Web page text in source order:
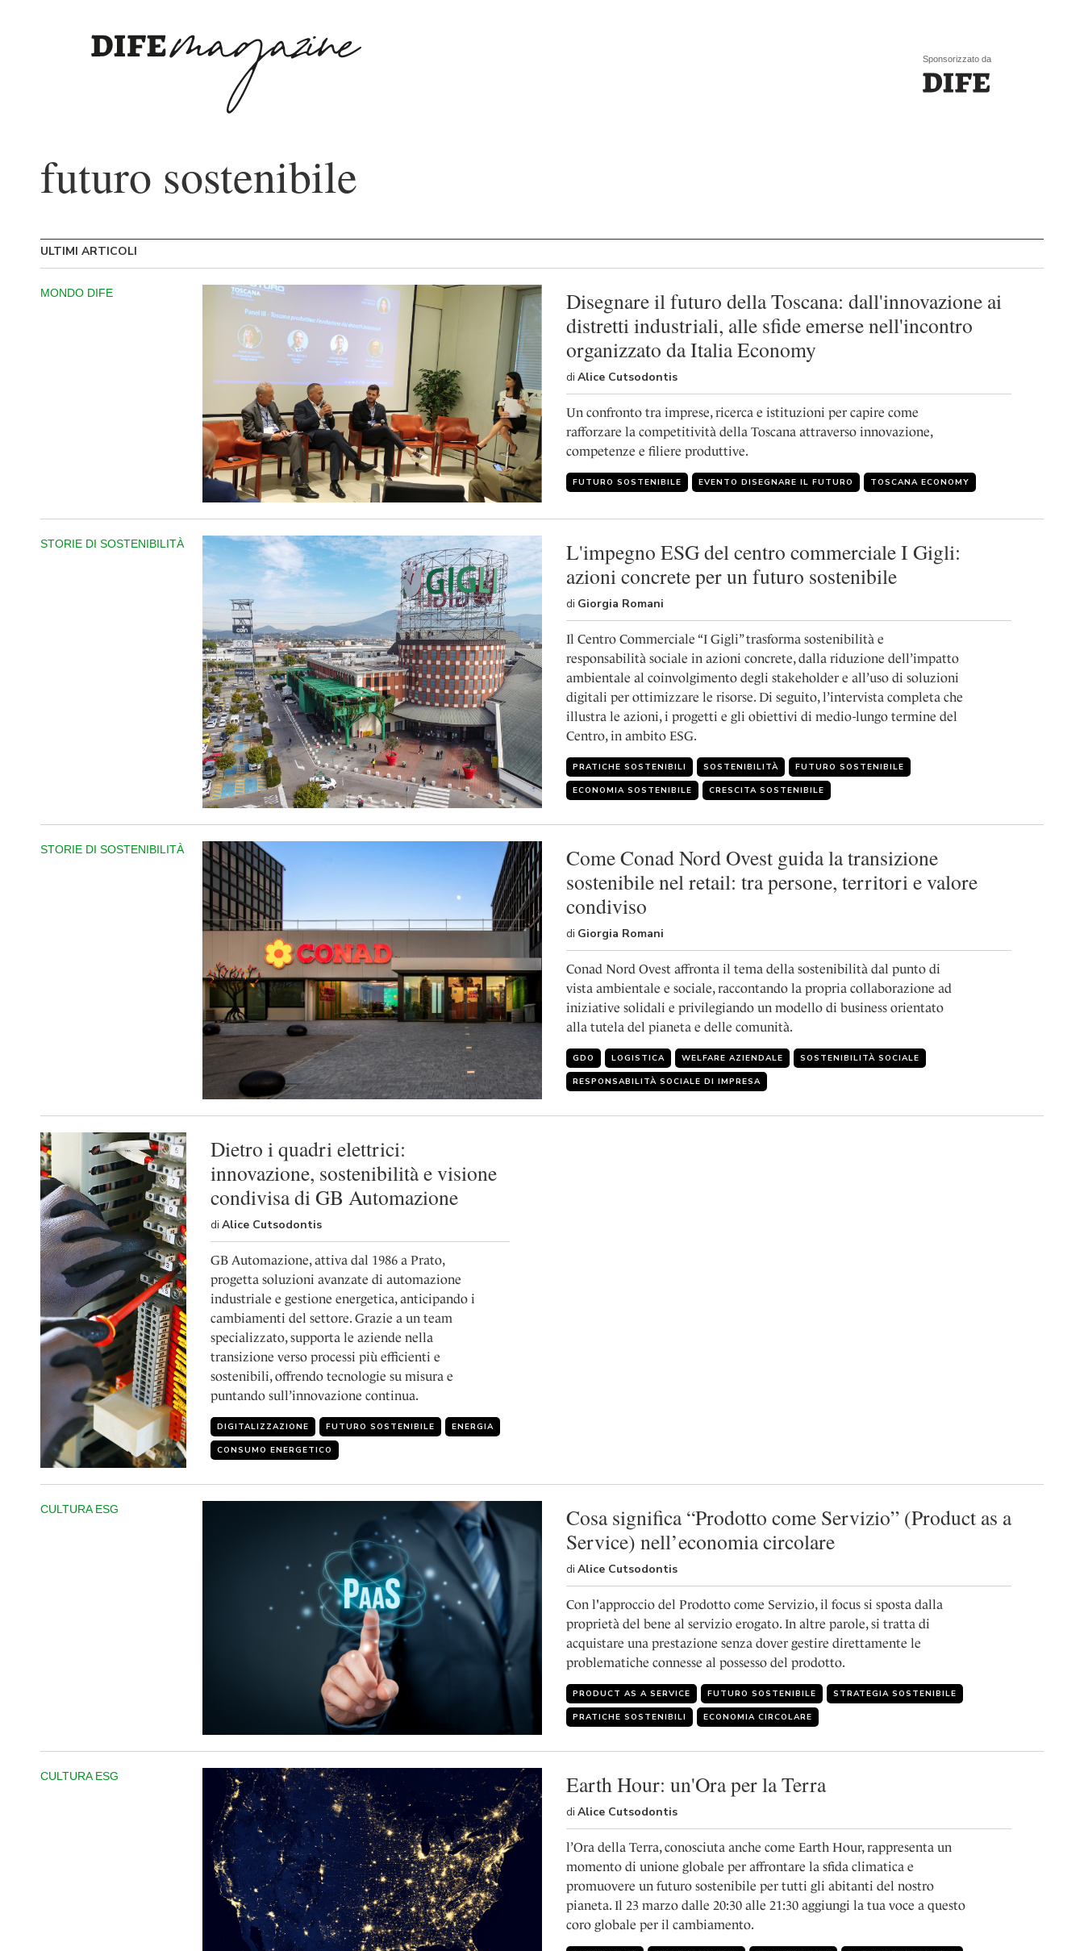
Sponsorizzato da
futuro sostenibile
ULTIMI ARTICOLI
MONDO DIFE
Disegnare il futuro della Toscana: dall'innovazione ai
distretti industriali, alle sfide emerse nell'incontro
organizzato da Italia Economy
di Alice Cutsodontis
Un confronto tra imprese, ricerca e istituzioni per capire come
rafforzare la competitività della Toscana attraverso innovazione,
competenze e filiere produttive.
FUTURO SOSTENIBILE EVENTO DISEGNARE IL FUTURO TOSCANA ECONOMY
STORIE DI SOSTENIBILITÀ
L'impegno ESG del centro commerciale I Gigli:
azioni concrete per un futuro sostenibile
di Giorgia Romani
Il Centro Commerciale “I Gigli” trasforma sostenibilità e
responsabilità sociale in azioni concrete, dalla riduzione dell’impatto
ambientale al coinvolgimento degli stakeholder e all’uso di soluzioni
digitali per ottimizzare le risorse. Di seguito, l’intervista completa che
illustra le azioni, i progetti e gli obiettivi di medio-lungo termine del
Centro, in ambito ESG.
PRATICHE SOSTENIBILI SOSTENIBILITÀ FUTURO SOSTENIBILE
ECONOMIA SOSTENIBILE CRESCITA SOSTENIBILE
STORIE DI SOSTENIBILITÀ
Come Conad Nord Ovest guida la transizione
sostenibile nel retail: tra persone, territori e valore
condiviso
di Giorgia Romani
Conad Nord Ovest affronta il tema della sostenibilità dal punto di
vista ambientale e sociale, raccontando la propria collaborazione ad
iniziative solidali e privilegiando un modello di business orientato
alla tutela del pianeta e delle comunità.
GDO LOGISTICA WELFARE AZIENDALE SOSTENIBILITÀ SOCIALE
RESPONSABILITÀ SOCIALE DI IMPRESA
Dietro i quadri elettrici:
innovazione, sostenibilità e visione
condivisa di GB Automazione
di Alice Cutsodontis
GB Automazione, attiva dal 1986 a Prato,
progetta soluzioni avanzate di automazione
industriale e gestione energetica, anticipando i
cambiamenti del settore. Grazie a un team
specializzato, supporta le aziende nella
transizione verso processi più efficienti e
sostenibili, offrendo tecnologie su misura e
puntando sull’innovazione continua.
DIGITALIZZAZIONE FUTURO SOSTENIBILE ENERGIA
CONSUMO ENERGETICO
CULTURA ESG
Cosa significa “Prodotto come Servizio” (Product as a
Service) nell’economia circolare
di Alice Cutsodontis
Con l'approccio del Prodotto come Servizio, il focus si sposta dalla
proprietà del bene al servizio erogato. In altre parole, si tratta di
acquistare una prestazione senza dover gestire direttamente le
problematiche connesse al possesso del prodotto.
PRODUCT AS A SERVICE FUTURO SOSTENIBILE STRATEGIA SOSTENIBILE
PRATICHE SOSTENIBILI ECONOMIA CIRCOLARE
CULTURA ESG Earth Hour: un'Ora per la Terra
di Alice Cutsodontis
l’Ora della Terra, conosciuta anche come Earth Hour, rappresenta un
momento di unione globale per affrontare la sfida climatica e
promuovere un futuro sostenibile per tutti gli abitanti del nostro
pianeta. Il 23 marzo dalle 20:30 alle 21:30 aggiungi la tua voce a questo
coro globale per il cambiamento.